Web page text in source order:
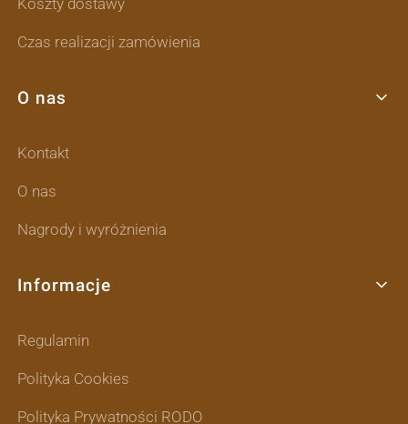
Koszty dostawy
Czas realizacji zamówienia
O nas
Kontakt
O nas
Nagrody i wyróżnienia
Informacje
Regulamin
Polityka Cookies
Polityka Prywatności RODO